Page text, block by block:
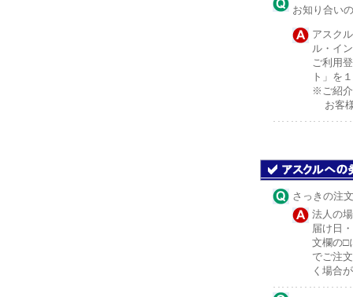
お知り合い
アスク
ル・イ
ご利用
ト」を
※ご紹介
お客様
さっきの注
法人の
届け日
文欄の□
でご注
く場合